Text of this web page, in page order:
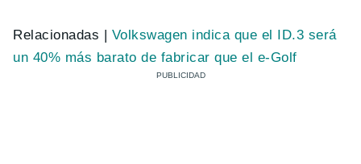
Relacionadas | Volkswagen indica que el ID.3 será
un 40% más barato de fabricar que el e-Golf